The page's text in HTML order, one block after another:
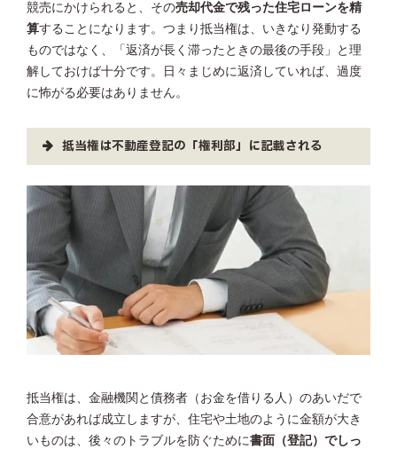
競売にかけられると、その売却代金で残った住宅ローンを精
算することになります。つまり抵当権は、いきなり発動する
ものではなく、「返済が長く滞ったときの最後の手段」と理
解しておけば十分です。日々まじめに返済していれば、過度
に怖がる必要はありません。
抵当権は不動産登記の「権利部」に記載される
抵当権は、金融機関と債務者（お金を借りる人）のあいだで
合意があれば成立しますが、住宅や土地のように金額が大き
いものは、後々のトラブルを防ぐために書面（登記）でしっ